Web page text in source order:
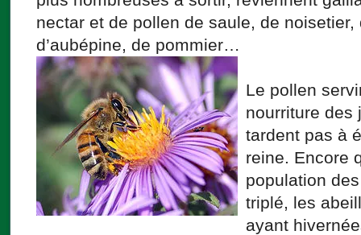
nectar et de pollen de saule, de noisetier,
d’aubépine, de pommier…
Le pollen
nourriture des
tardent pas à
reine. Encore
population
triplé, les
ayant